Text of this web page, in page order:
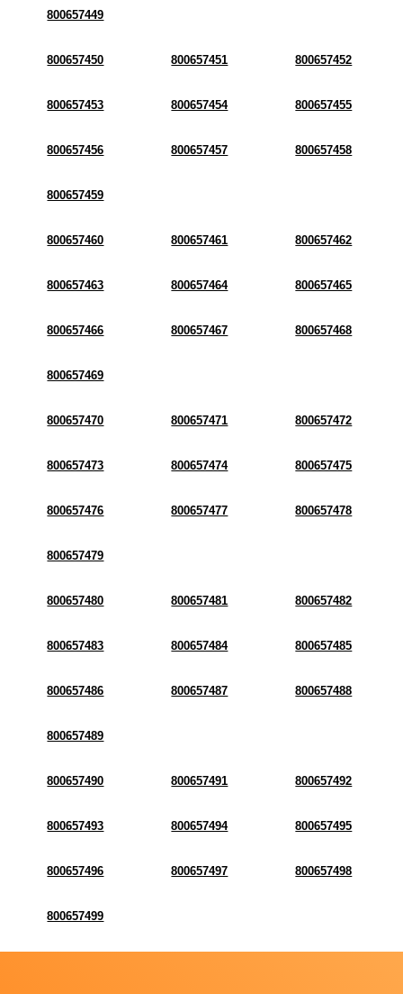
800657449
800657450 800657451 800657452
800657453 800657454 800657455
800657456 800657457 800657458
800657459
800657460 800657461 800657462
800657463 800657464 800657465
800657466 800657467 800657468
800657469
800657470 800657471 800657472
800657473 800657474 800657475
800657476 800657477 800657478
800657479
800657480 800657481 800657482
800657483 800657484 800657485
800657486 800657487 800657488
800657489
800657490 800657491 800657492
800657493 800657494 800657495
800657496 800657497 800657498
800657499